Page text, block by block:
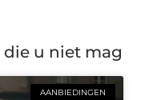
die u niet mag
AANBIEDINGEN